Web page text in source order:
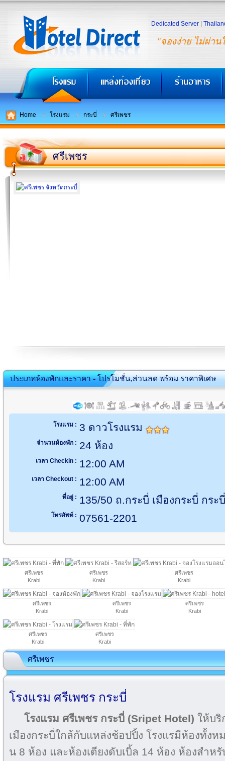
"จองง่าย ไม่ผ่าน
Dedicated Server
Home โรงแรม กระบี่ ศรีเพชร
ศรีเพชร
ประเภทห้องพักและราคา - โปรโมชั่น,ส่วนลด พร้อม ราคาพิเศษ
โรงแรม : 3 ดาวโรงแรม
จำนวนห้องพัก : 24 ห้อง
เวลา Checkin : 12:00 AM
เวลา Checkout : 12:00 AM
ที่อยู่ : 135/50 ถ.กระบี่ เมืองกระบี่ กระ
โทรศัพท์ : 07561-2201
ศรีเพชร
Krabi
ศรีเพชร
Krabi
ศรีเพชร
Krabi
ศรีเพชร
Krabi
ศรีเพชร
Krabi
ศรีเพชร
Krabi
ศรีเพชร
Krabi
ศรีเพชร
Krabi
ศรีเพชร
โรงแรม ศรีเพชร กระบี่
โรงแรม ศรีเพชร กระบี่ (Sripet Hotel) ให้บริ
เมืองกระบี่ใกล้กับแหล่งช้อปปิ้ง โรงแรมีห้องทั้งห
น 8 ห้อง และห้องเตียงดับเบิ้ล 14 ห้อง ห้องสำห